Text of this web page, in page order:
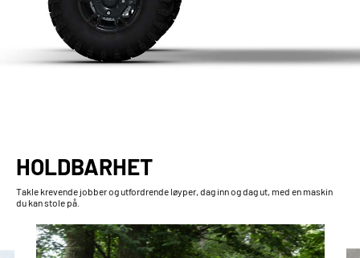
HOLDBARHET
Takle krevende jobber og utfordrende løyper, dag inn og dag ut, med en maskin
du kan stole på.